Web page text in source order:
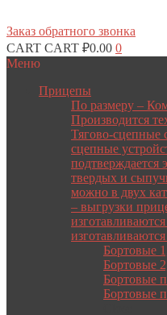
Заказ обратного звонка
CART CART ₽0.00 0
Меню
Прицепы
По размеру –
Производится
Тягово-сцепные
сцепные
подтверждается
твердых и
можно в двух
– выгрузки
Бортовые
Бортовые
Бортовые
Бортовые